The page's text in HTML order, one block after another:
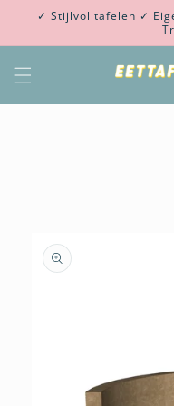
naar de
✓ Stijlvol tafelen ✓